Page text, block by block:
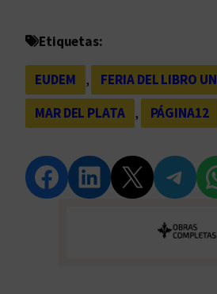
Etiquetas:
EUDEM , FERIA DEL LIBRO
MAR DEL PLATA
, PÁGINA12
Compartir en Facebook Compartir en LinkedIn Compartir en Twitter Compartir en Telegram Compartir